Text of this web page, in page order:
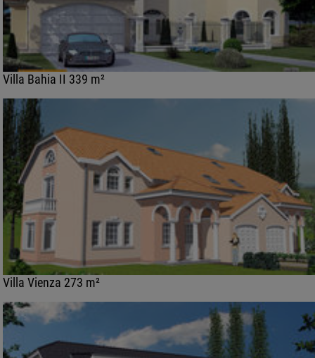
Villa Bahia II 339 m²
Villa Vienza 273 m²